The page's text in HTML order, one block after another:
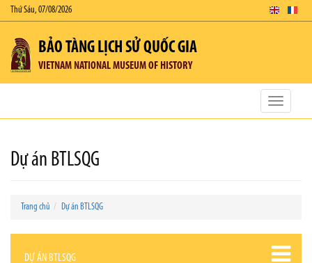
Thứ Sáu, 07/08/2026
BẢO TÀNG LỊCH SỬ QUỐC GIA
VIETNAM NATIONAL MUSEUM OF HISTORY
Toggle
Dự án BTLSQG
Trang chủ Dự án BTLSQG
DỰ ÁN BTLSQG